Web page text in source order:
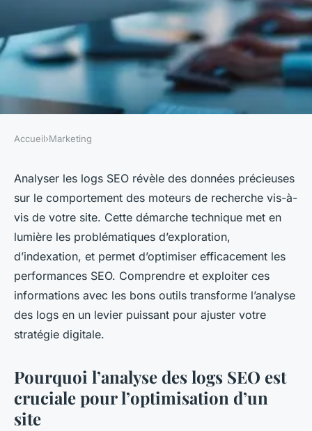
Les meilleures pratiques pour
analyser les logs seo de votre
site
Victor•6 octobre 2025•10 min de lecture
Accueil›Marketing
Analyser les logs SEO révèle des données précieuses
sur le comportement des moteurs de recherche vis-à-
vis de votre site. Cette démarche technique met en
lumière les problématiques d’exploration,
d’indexation, et permet d’optimiser efficacement les
performances SEO. Comprendre et exploiter ces
informations avec les bons outils transforme l’analyse
des logs en un levier puissant pour ajuster votre
stratégie digitale.
Pourquoi l’analyse des logs SEO est
cruciale pour l’optimisation d’un
site